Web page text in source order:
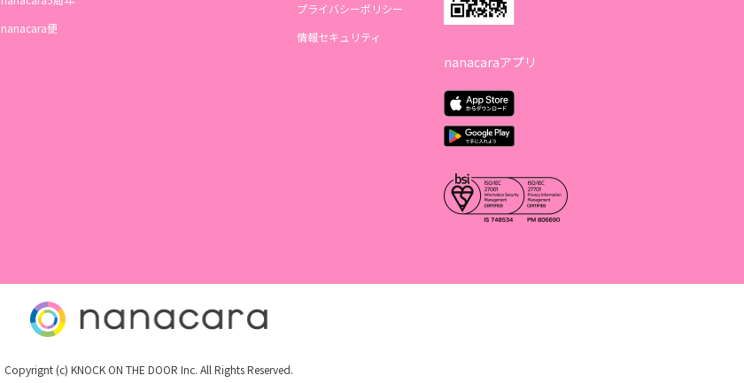
nanacara便
プライバシーポリシー
情報セキュリティ
nanacaraアプリ
Copyrignt (c) KNOCK ON THE DOOR Inc. All Rights Reserved.